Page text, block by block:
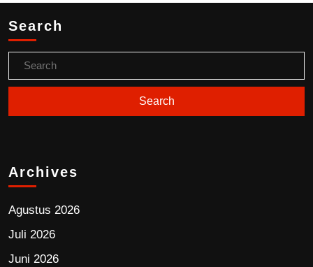
Search
Archives
Agustus 2026
Juli 2026
Juni 2026